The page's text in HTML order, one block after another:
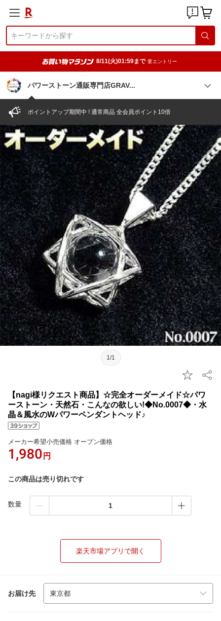
8/11(火)01:59まで 要エントリー
パワーストーン通販専門店GRAV
ポイントアップ期間中 ! 通常商品 全会員ポイント10倍
1/1
【nagi様リクエスト商品】☆完全オーダーメイド☆パワ
ーストーン・天然石・こんなの欲しい!◆No.0007◆・水
晶＆風水のWパワーペンダントヘッド♪
メーカー希望小売価格 オープン価格
1,980 円
この商品は売り切れです
数量
楽天市場アプリで開く
お届け先